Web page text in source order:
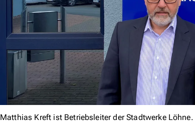
Matthias Kreft ist Betriebsleiter der Stadtwerke Löhne.